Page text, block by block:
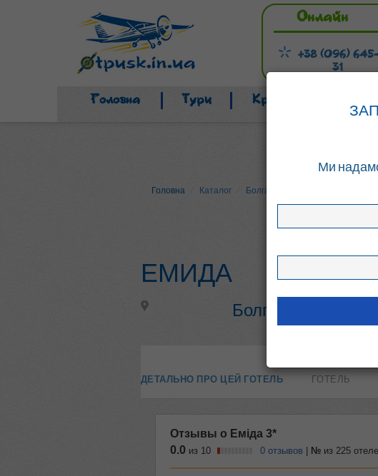
Онлайн
+38 (096)
31
Головна Тури Країни
Головна Каталог Болгарія
ЕМИДА
Болгарія, Бансько
ДЕТАЛЬНО ПРО ЦЕЙ ГОТЕЛЬ ГОТЕЛЬ
Ми